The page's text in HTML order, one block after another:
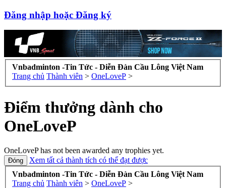
Đăng nhập hoặc Đăng ký
Vnbadminton -Tin Tức - Diễn Đàn Cầu Lông Việt Nam
Trang chủ Thành viên > OneLoveP >
Điểm thưởng dành cho
OneLoveP
OneLoveP has not been awarded any trophies yet.
Xem tất cả thành tích có thể đạt được
Vnbadminton -Tin Tức - Diễn Đàn Cầu Lông Việt Nam
Trang chủ Thành viên > OneLoveP >